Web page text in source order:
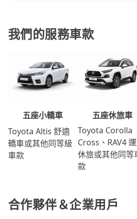
我們的服務車款
五座小轎車
Toyota Altis 舒適
轎車或其他同等級
車款
五座休旅車
Toyota Corolla
Cross、RAV4
休旅或其他同等
款
合作夥伴＆企業用戶